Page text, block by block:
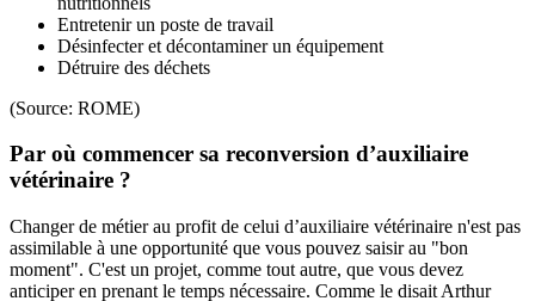
Entretenir un poste de travail
Désinfecter et décontaminer un équipement
Détruire des déchets
(Source: ROME)
Par où commencer sa reconversion d’auxiliaire
vétérinaire ?
Changer de métier au profit de celui d’auxiliaire vétérinaire n'est pas
assimilable à une opportunité que vous pouvez saisir au "bon
moment". C'est un projet, comme tout autre, que vous devez
anticiper en prenant le temps nécessaire. Comme le disait Arthur